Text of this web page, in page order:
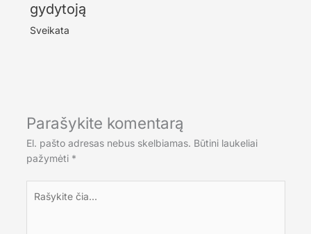
gydytoją
Sveikata
Parašykite komentarą
El. pašto adresas nebus skelbiamas. Būtini laukeliai
pažymėti *
čia...